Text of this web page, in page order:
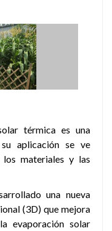
térmica es una
aplicación se ve
materiales y las
una nueva
(3D) que mejora
evaporación solar